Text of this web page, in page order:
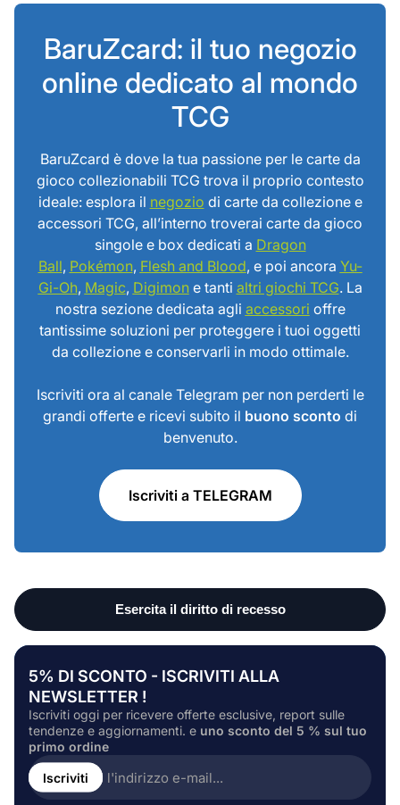
BaruZcard: il tuo negozio
online dedicato al mondo
TCG
BaruZcard è dove la tua passione per le carte da
gioco collezionabili TCG trova il proprio contesto
ideale: esplora il negozio di carte da collezione e
accessori TCG, all’interno troverai carte da gioco
singole e box dedicati a Dragon
Ball, Pokémon, Flesh and Blood, e poi ancora Yu-
Gi-Oh, Magic, Digimone tanti altri giochi TCG. La
nostra sezione dedicata agli accessori offre
tantissime soluzioni per proteggere i tuoi oggetti
da collezione e conservarli in modo ottimale.
Iscriviti ora al canale Telegram per non perderti le
grandi offerte e ricevi subito il buono sconto di
benvenuto.
Iscriviti a TELEGRAM
5% DI SCONTO - ISCRIVITI ALLA
NEWSLETTER !
Iscriviti oggi per ricevere offerte esclusive, report sulle
tendenze e aggiornamenti. e uno sconto del 5 % sul tuo
primo ordine
Inserire
l'indirizzo
e-
Iscriviti